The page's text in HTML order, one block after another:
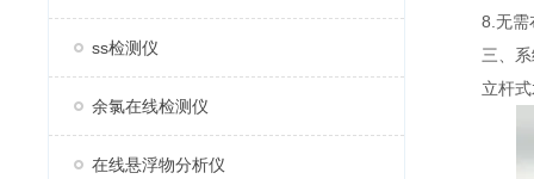
ss检测仪
余氯在线检测仪
在线悬浮物分析仪
8.无需布
三、系
立杆式水